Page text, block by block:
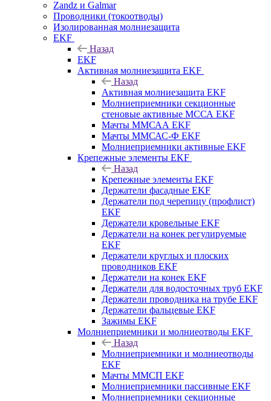
Zandz и Galmar
Проводники (токоотводы)
Изолированная молниезащита
EKF
Назад
EKF
Активная молниезащита EKF
Назад
Активная молниезащита EKF
Молниеприемники секционные
стеновые активные МССА EKF
Мачты ММСАА EKF
Мачты ММСАС-Ф EKF
Молниеприемники активные EKF
Крепежные элементы EKF
Назад
Крепежные элементы EKF
Держатели фасадные EKF
Держатели под черепицу (профлист)
EKF
Держатели кровельные EKF
Держатели на конек регулируемые
EKF
Держатели круглых и плоских
проводников EKF
Держатели на конек EKF
Держатели для водосточных труб EKF
Держатели проводника на трубе EKF
Держатели фальцевые EKF
Зажимы EKF
Молниеприемники и молниеотводы EKF
Назад
Молниеприемники и молниеотводы
EKF
Мачты ММСП EKF
Молниеприемники пассивные EKF
Молниеприемники секционные